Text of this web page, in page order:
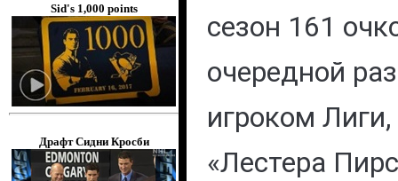
Sid's 1,000 points
Драфт Сидни Кросби
сезон 161
очередной
игроком
«Лестера